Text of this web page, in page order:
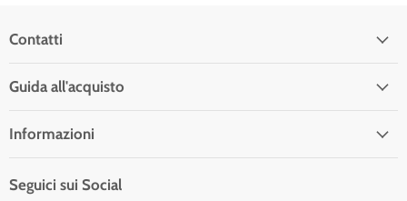
Contatti
Guida all'acquisto
Informazioni
Seguici sui Social